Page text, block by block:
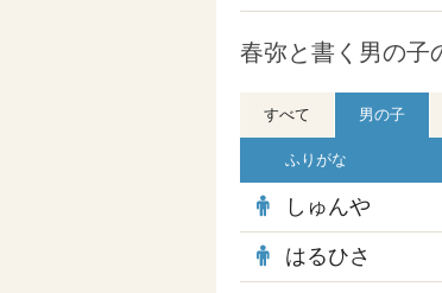
春弥と書く男の子
すべて 男の子
ふりがな
しゅんや
はるひさ